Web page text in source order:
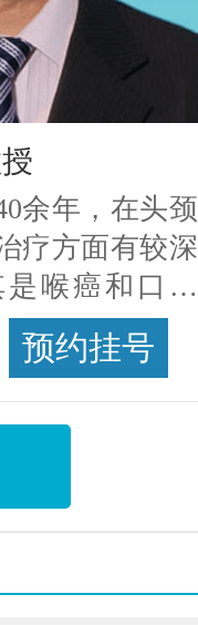
余年，在头颈
疗方面有较深
喉癌和口腔
东喉癌单病种
专家详情
预约挂号